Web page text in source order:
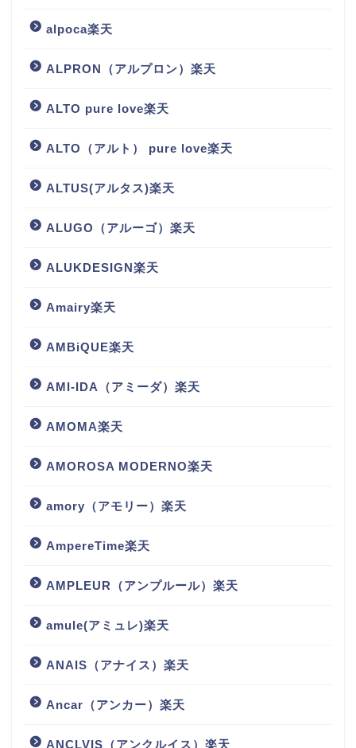
alpoca楽天
ALPRON（アルプロン）楽天
ALTO pure love楽天
ALTO（アルト） pure love楽天
ALTUS(アルタス)楽天
ALUGO（アルーゴ）楽天
ALUKDESIGN楽天
Amairy楽天
AMBiQUE楽天
AMI-IDA（アミーダ）楽天
AMOMA楽天
AMOROSA MODERNO楽天
amory（アモリー）楽天
AmpereTime楽天
AMPLEUR（アンプルール）楽天
amule(アミュレ)楽天
ANAIS（アナイス）楽天
Ancar（アンカー）楽天
ANCLVIS（アンクルイス）楽天